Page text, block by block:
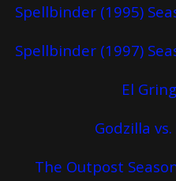
Spellbinder (1995)
Spellbinder (1997)
El
Godzilla
The Outpost